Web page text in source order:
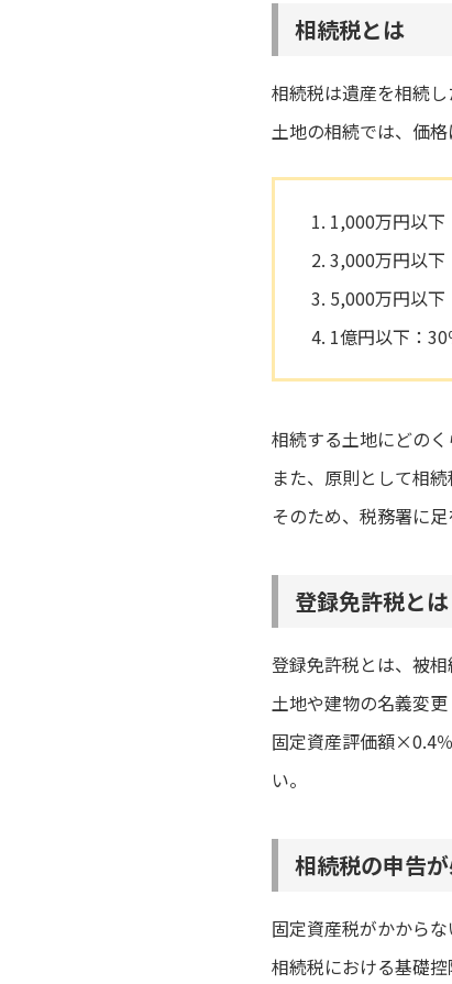
相続税とは
相続税は遺産を相続し
土地の相続では、価格
1,000万円以下
3,000万円以下
5,000万円以
1億円以下：
相続する土地にどの
また、原則として相
そのため、税務署に
登録免許税とは
登録免許税とは、被相
土地や建物の名義変
固定資産評価額×0.4
い。
相続税の申告
固定資産税がかから
相続税における基礎控